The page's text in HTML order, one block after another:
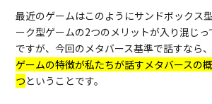
最近のゲームはこのようにサンドボックス
ーク型ゲームの2つのメリットが入り混じ
ですが、今回のメタバース基準で話すなら、
ゲームの特徴が私たちが話すメタバースの
つということです。